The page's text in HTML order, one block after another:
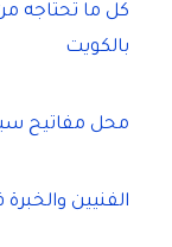
كل ما تحتاجه
بالكويت
محل مفاتيح
الفنيين